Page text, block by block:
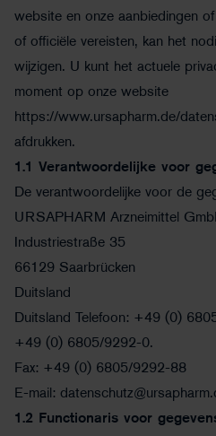
website en onze aanbiedingen
of officiële vereisten, kan het
wijzigen. U kunt het actuele
moment op onze website
https://www.ursapharm.de/
afdrukken.
1.1 Verantwoordelijke voor
De verantwoordelijke voor de
URSAPHARM Arzneimittel
Industriestraße 35
66129 Saarbrücken
Duitsland
Duitsland Telefoon: +49 (0)
+49 (0) 6805/9292-0.
Fax: +49 (0) 6805/9292-88
E-mail:
1.2 Functionaris voor